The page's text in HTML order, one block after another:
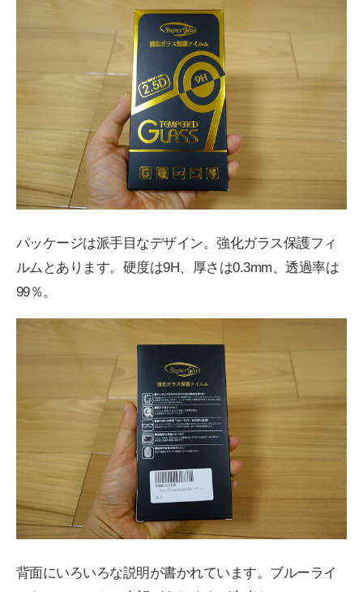
パッケージは派手目なデザイン。強化ガラス保護フィ
ルムとあります。硬度は9H、厚さは0.3mm、透過率は
99％。
背面にいろいろな説明が書かれています。ブルーライ